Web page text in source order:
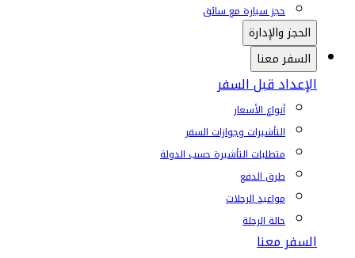
حجز سيارة مع سائق
الحجز والإدارة
السفر معنا
الإعداد قبل السفر
أنواع الأسعار
التأشيرات وجوازات السفر
متطلبات التأشيرة حسب الدولة
طرق الدفع
مواعيد الرحلات
حالة الرحلة
السفر معنا